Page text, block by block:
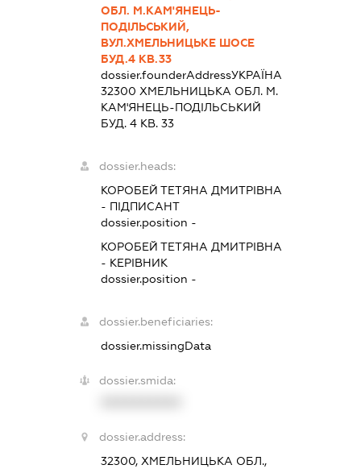
ОБЛ. М.КАМ'ЯНЕЦЬ-
ПОДІЛЬСЬКИЙ,
ВУЛ.ХМЕЛЬНИЦЬКЕ ШОСЕ
БУД.4 КВ.33
dossier.founderAddressУКРАЇНА
32300 ХМЕЛЬНИЦЬКА ОБЛ. М.
КАМ'ЯНЕЦЬ-ПОДІЛЬСЬКИЙ
БУД. 4 КВ. 33
dossier.heads:
КОРОБЕЙ ТЕТЯНА ДМИТРІВНА
- ПІДПИСАНТ
dossier.position -
КОРОБЕЙ ТЕТЯНА ДМИТРІВНА
- КЕРІВНИК
dossier.position -
dossier.beneficiaries:
dossier.missingData
dossier.smida:
dossier.address:
32300, ХМЕЛЬНИЦЬКА ОБЛ.,